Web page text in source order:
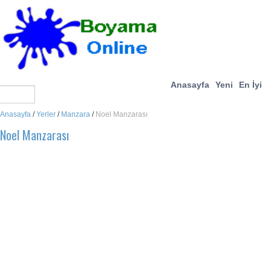
Anasayfa Yeni En İyi
Anasayfa /Yerler / Manzara / Noel Manzarası
Noel Manzarası